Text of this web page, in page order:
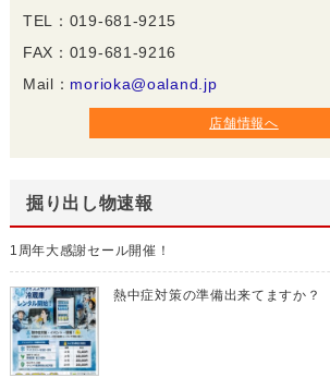
TEL：019-681-9215
FAX：019-681-9216
Mail： morioka@oaland.jp
店舗情報へ
掘り出し物速報
1周年大感謝セール開催！
熱中症対策の準備出来てますか？